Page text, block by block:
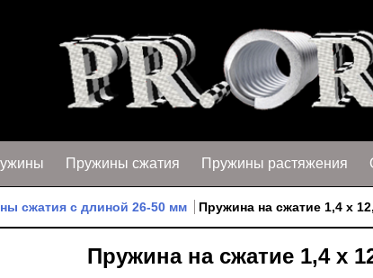
Пружины сжатия Пружины растяжения
сжатия с длиной 26-50 мм Пружина на сжатие 1,4 х
Пружина на сжатие 1,4 х